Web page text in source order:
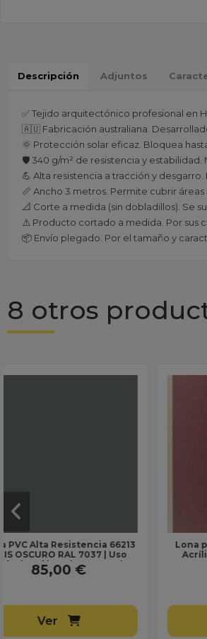
Descripción Adjuntos
✅ Tejido arquitectónico profesional en
🇦🇺 Fabricación australiana.
🌞 Protección solar eficaz. Bloquea
🛡️ 340 g/m² de resistencia y
💪 Alta resistencia a tracción y
📏 Ancho 3 metros. Permite cubrir
📐 Corte a medida (sin dobladillos). Se
⚠️ Producto cortado a medida. Por sus
📦 Envío plegado. Por el tamaño y
8 otros
Lona para Toldo 2031 Alsacia |
Acrílica Masacril 300 g/m² |
Ancho 1,20 m | Lona sin...
26,00 €
Ver